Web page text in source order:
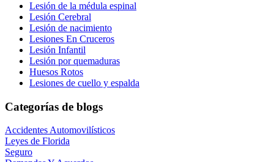
Lesión de la médula espinal
Lesión Cerebral
Lesión de nacimiento
Lesiones En Cruceros
Lesión Infantil
Lesión por quemaduras
Huesos Rotos
Lesiones de cuello y espalda
Categorías de blogs
Accidentes Automovilísticos
Leyes de Florida
Seguro